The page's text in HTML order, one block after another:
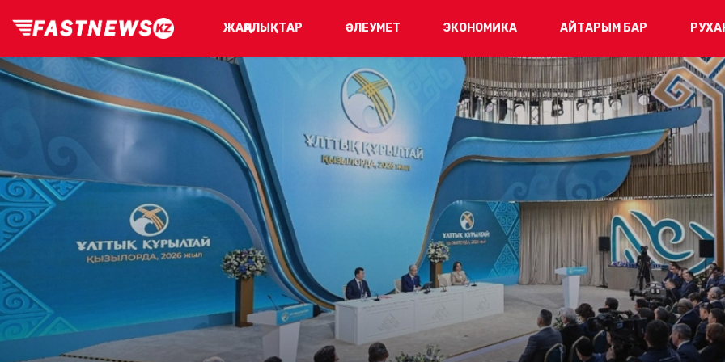
ЖАҢАЛЫҚТАР ӘЛЕУМЕТ ЭКОНОМИКА АЙТАРЫМ БАР